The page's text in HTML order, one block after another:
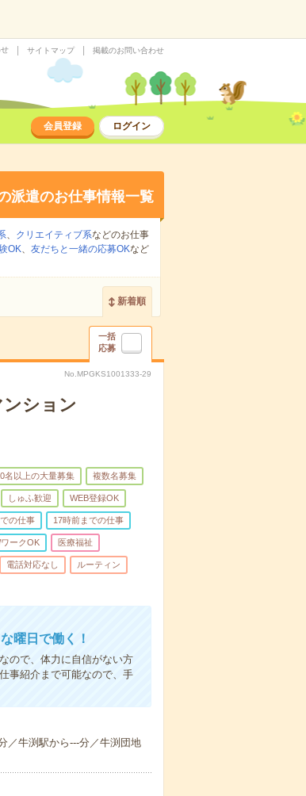
サイトマップ 掲載のお問い合わせ
会員登録 ログイン
派遣のお仕事情報一覧
、 クリエイティブ系などのお仕事
OK、 友だちと一緒の応募OKなど
新着順
一括
応募
No.MPGKS1001333-29
ンション
名以上の大量募集 複数名募集
しゅふ歓迎 WEB登録OK
の仕事 17時前までの仕事
ークOK 医療福祉
電話対応なし ルーティン
曜日で働く！
ので、体力に自信がない方
事紹介まで可能なので、手
／牛渕駅から---分／牛渕団地